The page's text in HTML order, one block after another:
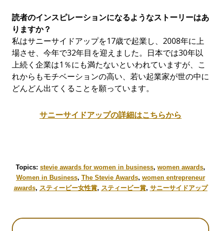
読者のインスピレーションになるようなストーリーはあ
りますか？
私はサニーサイドアップを17歳で起業し、2008年に上
場させ、今年で32年目を迎えました。日本では30年以
上続く企業は1％にも満たないといわれていますが、こ
れからもモチベーションの高い、若い起業家が世の中に
どんどん出てくることを願っています。
サニーサイドアップの詳細はこちらから
Topics: stevie awards for women in business, women awards,
Women in Business, The Stevie Awards, women entrepreneur
awards, スティービー女性賞, スティービー賞, サニーサイドアップ